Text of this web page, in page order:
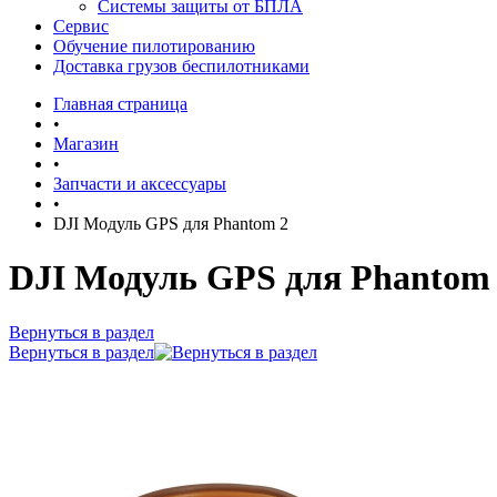
Системы защиты от БПЛА
Сервис
Обучение пилотированию
Доставка грузов беспилотниками
Главная страница
•
Магазин
•
Запчасти и аксессуары
•
DJI Модуль GPS для Phantom 2
DJI Модуль GPS для Phantom
Вернуться в раздел
Вернуться в раздел